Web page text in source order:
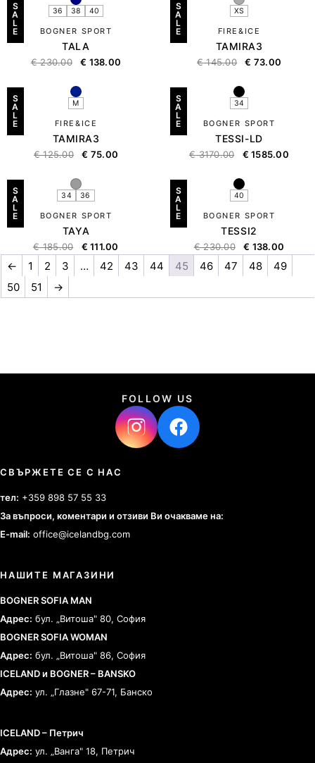
S
A
L
E
36 38 40
BOGNER SPORT
TALA
€230.00 € 138.00
S
A
L
E
XS
FIRE&ICE
TAMIRA3
€145.00 € 73.00
S
A
L
E
M
FIRE&ICE
TAMIRA3
€125.00 € 75.00
S
A
L
E
34
BOGNER SPORT
TESSI-LD
€3170.00 € 1585.00
S
A
L
E
34 36
BOGNER SPORT
TAYA
€185.00 € 111.00
S
A
L
E
40
BOGNER SPORT
TESSI2
€230.00 € 138.00
← 1 2 3 … 42 43 44 45 46 47 48
49
50
51 →
FOLLOW US
СВЪРЖЕТЕ СЕ С НАС
тел: +359 898 57 55 33
За въпроси, коментари и отзиви Ви очакваме на:
E-mail: office@icelandbg.com
НАШИТЕ МАГАЗИНИ
BOGNER SOFIA MAN
Адрес: бул. „Витоша" 80, София
BOGNER SOFIA WOMAN
Адрес: бул. „Витоша" 86, София
ICELAND и BOGNER – BANSKO
Адрес: ул. „Глазне" 67-71, Банско
ICELAND – Петрич
Адрес: ул. „Ванга" 18, Петрич